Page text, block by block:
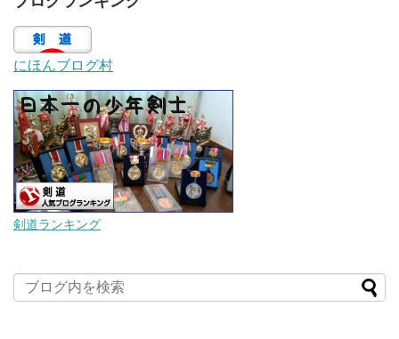
にほんブログ村
剣道ランキング